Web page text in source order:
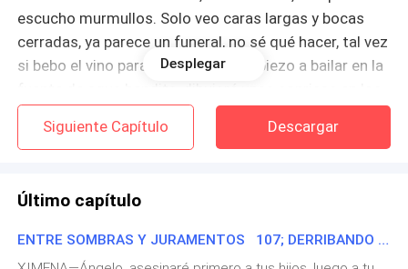
escucho murmullos. Solo veo caras largas y bocas
cerradas, ya parece un funeral, no sé qué hacer, tal vez
si bebo el vino para consagrar y empiezo a bailar en la
invitados, eso sería mejor que dejar de aguantar el
llanto que siento.
un cuadro de algún pintor surrealista; llega un coche
Desplegar
Siguiente Capítulo Descargar
Último capítulo
ENTRE SOMBRAS Y JURAMENTOS 107; DERRIBANDO DOGMAS Y MUROS